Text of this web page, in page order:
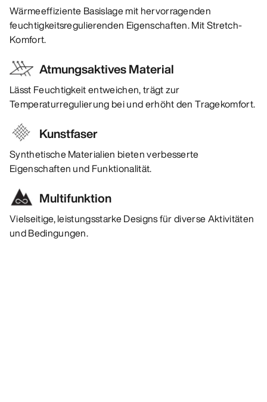
Wärmeeffiziente Basislage mit hervorragenden
feuchtigkeitsregulierenden Eigenschaften. Mit Stretch-
Komfort.
Atmungsaktives Material
Lässt Feuchtigkeit entweichen, trägt zur
Temperaturregulierung bei und erhöht den Tragekomfort.
Kunstfaser
Synthetische Materialien bieten verbesserte
Eigenschaften und Funktionalität.
Multifunktion
Vielseitige, leistungsstarke Designs für diverse Aktivitäten
und Bedingungen.